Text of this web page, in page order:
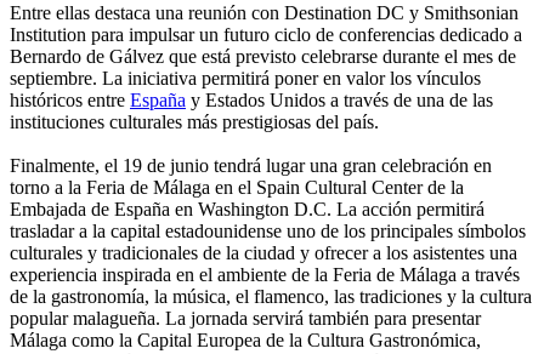
Entre ellas destaca una reunión con Destination DC y Smithsonian
Institution para impulsar un futuro ciclo de conferencias dedicado a
Bernardo de Gálvez que está previsto celebrarse durante el mes de
septiembre. La iniciativa permitirá poner en valor los vínculos
históricos entre España y Estados Unidos a través de una de las
instituciones culturales más prestigiosas del país.
Finalmente, el 19 de junio tendrá lugar una gran celebración en
torno a la Feria de Málaga en el Spain Cultural Center de la
Embajada de España en Washington D.C. La acción permitirá
trasladar a la capital estadounidense uno de los principales símbolos
culturales y tradicionales de la ciudad y ofrecer a los asistentes una
experiencia inspirada en el ambiente de la Feria de Málaga a través
de la gastronomía, la música, el flamenco, las tradiciones y la cultura
popular malagueña. La jornada servirá también para presentar
Málaga como la Capital Europea de la Cultura Gastronómica,